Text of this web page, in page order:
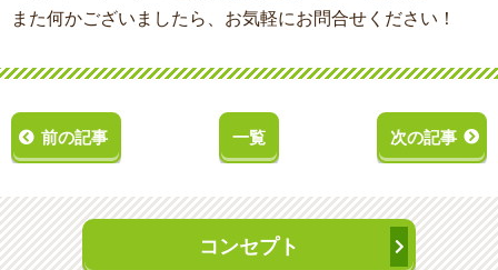
また何かございましたら、お気軽にお問合せください！
前の記事 一覧 次の記事
コンセプト